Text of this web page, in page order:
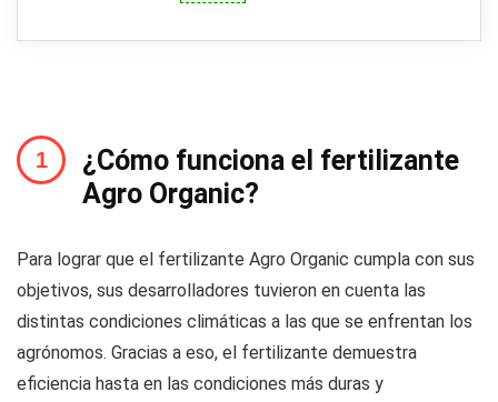
¿Cómo funciona el fertilizante
Agro Organic?
Para lograr que el fertilizante Agro Organic cumpla con sus
objetivos, sus desarrolladores tuvieron en cuenta las
distintas condiciones climáticas a las que se enfrentan los
agrónomos. Gracias a eso, el fertilizante demuestra
eficiencia hasta en las condiciones más duras y